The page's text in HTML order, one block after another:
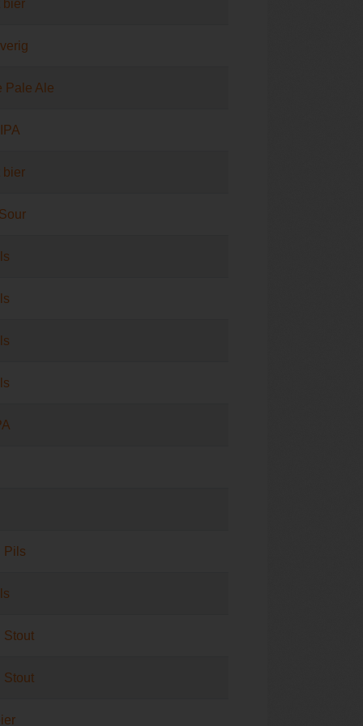
bier
Pale Ale
bier
Pils
Stout
Stout